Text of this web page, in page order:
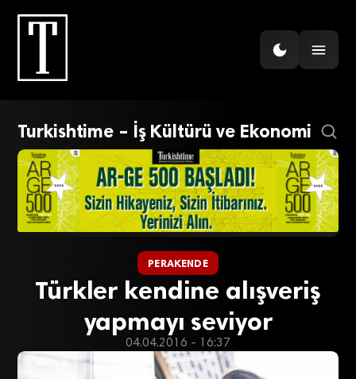
Turkishtime – İş Kültürü ve Ekonomi
PERAKENDE
Türkler kendine alışveriş
yapmayı seviyor
04.04.2016 - 16:37